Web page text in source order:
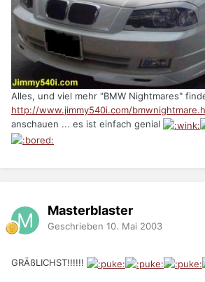
Alles, und viel mehr "BMW Nightmares"
http://www.jimmy540i.com/
anschauen ... es ist einfach genial
Masterblaster
Geschrieben 10. Mai 2003
GRÄßLICHST!!!!!!